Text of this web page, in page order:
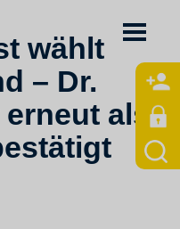
wählt
– Dr.
als